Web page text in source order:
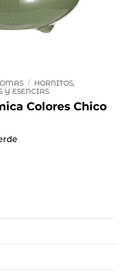
/ HORNITOS,
Y ESENCIAS
Colores Chico